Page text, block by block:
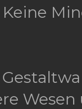
Keine